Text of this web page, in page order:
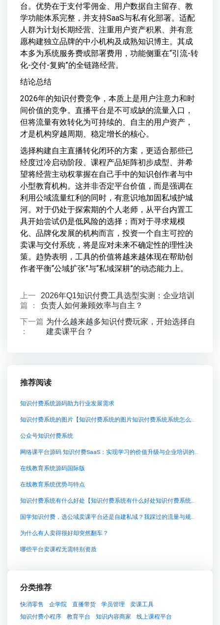
台。优势在于支付零佣金、用户数据自主留存、教
学功能体系完整，并支持SaaS与私有化部署。适配
人群为计划长期经营、注重用户资产积累、并有意
愿构建独立品牌的中小机构及成熟知识博主。其成
本多为系统服务费或部署费用，功能侧重在“引流-转
化-交付-复购”的全链路经营。
结论总结
2026年的知识付费竞争，本质上是用户注意力和时
间价值的竞争。直播平台是不可或缺的流量入口，
但将流量有效转化为可持续的、自主的用户资产，
才是机构穿越周期、稳定增长的核心。
选择构建自主直播转化闭环的方案，更适合那些已
经度过冷启动阶段、课程产品矩阵初步成型、并希
望将经营主动权掌握在自己手中的知识创作者与中
小型教育机构。这并非否定平台价值，而是强调在
利用公域流量红利的同时，有意识地加固私域护城
河。对于仍处于探索期的个人老师，从平台内置工
具开始尝试仍是低风险的选择；而对于寻求规模
化、品牌化发展的机构而言，投资一个自主可控的
卖课与交付系统，将是应对未来不确定性的理性决
策。趋势表明，工具的价值将越来越体现在帮助创
作者平衡“公域扩张”与“私域深耕”的动态能力上。
上一
篇 ：
2026年Q1知识付费工具选型实测：企业培训
负责人如何兼顾效率与自主？
下一篇
：
为什么越来越多知识付费玩家，开始选择自
建卖课平台？
推荐阅读
知识付费系统源码助力行业发展需求
知识付费系统的图片【知识付费系统的图片知识付费系统系统怎么制作，知识付费系统搭建使用教程】
公众号知识付费系统
网络课平台源码 知识付费SaaS：实现学习的价值升级与企业培训的变革
在线教育系统源码国际版
在线教育系统优势与特点
知识付费系统有什么好处【知识付费系统有什么好处知识付费系统系统怎么制作，知识付费系统搭建使用教程】
国学知识付费，选公域卖课平台还是自建私域？我踩过的流量与规则之坑
为什么有人卖得很好却突然翻车？
哪些平台卖课程无需特别资质
分类推荐
快消零售 企学院 直播带货 学员管理
卖课工具
知识付费小程序
教育平台 知识内容商家
线上课程平台